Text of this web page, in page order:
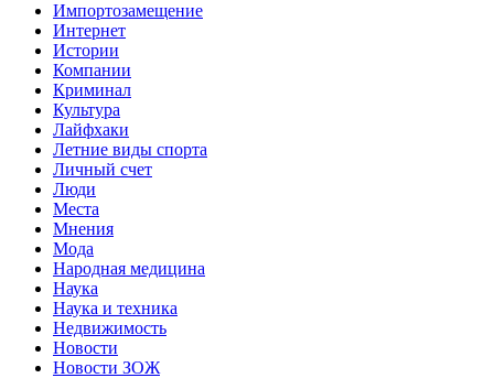
Импортозамещение
Интернет
Истории
Компании
Криминал
Культура
Лайфхаки
Летние виды спорта
Личный счет
Люди
Места
Мнения
Мода
Народная медицина
Наука
Наука и техника
Недвижимость
Новости
Новости ЗОЖ